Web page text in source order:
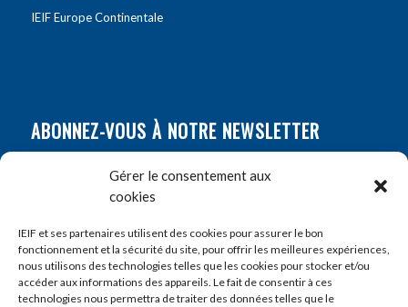
Gérer le consentement aux
cookies
IEIF et ses partenaires utilisent des cookies pour assurer le bon
fonctionnement et la sécurité du site, pour offrir les meilleures expériences,
nous utilisons des technologies telles que les cookies pour stocker et/ou
accéder aux informations des appareils. Le fait de consentir à ces
technologies nous permettra de traiter des données telles que le
IEIF Europe Continentale
ABONNEZ-VOUS À NOTRE NEWSLETTER
Prénom*
E-mail*